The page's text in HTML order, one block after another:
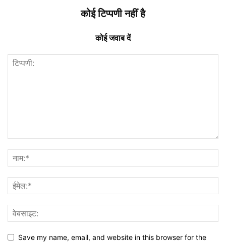
कोई टिप्पणी नहीं है
कोई जवाब दें
Save my name, email, and website in this browser for the